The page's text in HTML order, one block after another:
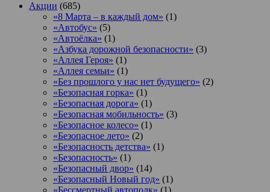
Акции (685)
«8 Марта – в каждый дом» (1)
«Автобус» (5)
«Автоёлка» (1)
«Азбука дорожной безопасности» (3)
«Аллея Героя» (1)
«Аллея семьи» (1)
«Без прошлого у нас нет будущего» (2)
«Безопасная горка» (1)
«Безопасная дорога» (1)
«Безопасная мобильность» (3)
«Безопасное колесо» (1)
«Безопасное лето» (2)
«Безопасность детства» (1)
«Безопасность» (1)
«Безопасный двор» (14)
«Безопасный Новый год» (1)